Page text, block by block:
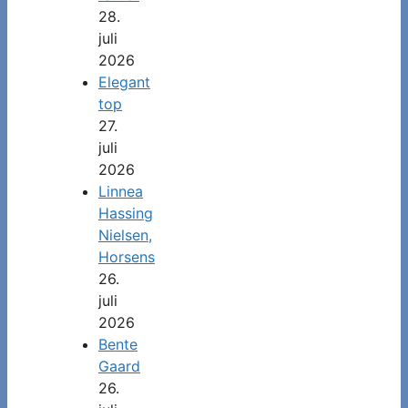
28.
juli
2026
Elegant
top
27.
juli
2026
Linnea
Hassing
Nielsen,
Horsens
26.
juli
2026
Bente
Gaard
26.